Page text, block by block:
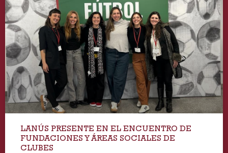
LANÚS PRESENTE EN EL ENCUENTRO DE
FUNDACIONES Y ÁREAS SOCIALES DE
CLUBES